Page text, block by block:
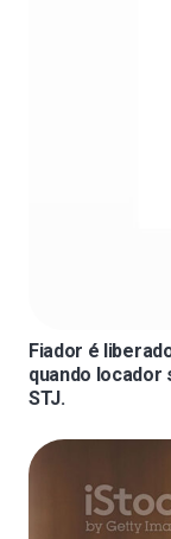
Fiador é
quando locador
STJ.